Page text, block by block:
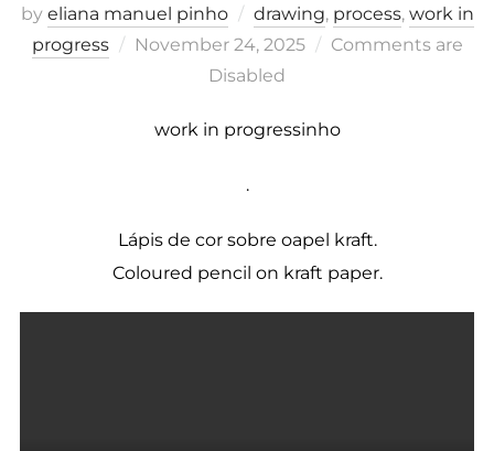
by eliana manuel pinho drawing, process, work in
progress
Posted
November 24, 2025
Comments are
Disabled
work in progressinho
.
Lápis de cor sobre oapel kraft.
Coloured pencil on kraft paper.